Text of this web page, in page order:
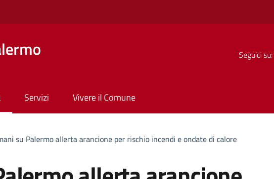
Seguici su:
Servizi Vivere il Comune
su Palermo allerta arancione per rischio incendi e ondate di calore